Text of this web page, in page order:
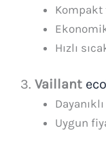
Kompakt
Hızlı
3. Vaillant
Uygun